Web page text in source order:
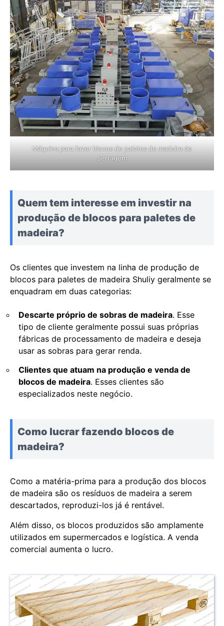
Máquina para fazer blocos de paletes de madeira de
serragem
Quem tem interesse em investir na
produção de blocos para paletes de
madeira?
Os clientes que investem na linha de produção de
blocos para paletes de madeira Shuliy geralmente se
enquadram em duas categorias:
Descarte próprio de sobras de madeira. Esse
tipo de cliente geralmente possui suas próprias
fábricas de processamento de madeira e deseja
usar as sobras para gerar renda.
Clientes que atuam na produção e venda de
blocos de madeira. Esses clientes são
especializados neste negócio.
Como lucrar fazendo blocos de
madeira?
Como a matéria-prima para a produção dos blocos
de madeira são os resíduos de madeira a serem
descartados, reproduzi-los já é rentável.
Além disso, os blocos produzidos são amplamente
utilizados em supermercados e logística. A venda
comercial aumenta o lucro.